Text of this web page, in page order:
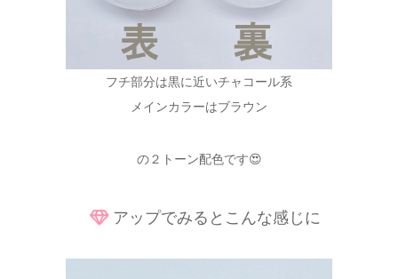
フチ部分は黒に近いチャコール系
メインカラーはブラウン
の２トーン配色です😍
アップでみるとこんな感じに